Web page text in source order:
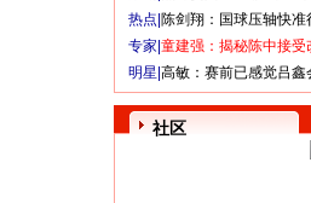
热点| 陈剑翔：国球压轴快准
专家| 童建强：揭秘陈中接受
明星| 高敏：赛前已感觉吕鑫
社区